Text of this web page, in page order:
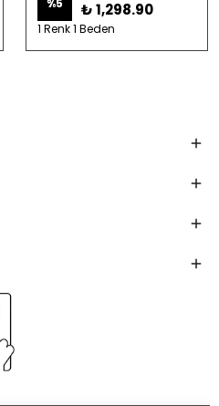
%5 ₺ 1,298.90
1 Renk 1 Beden